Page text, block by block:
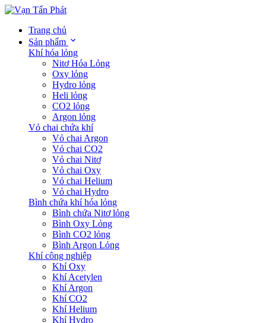
Trang chủ
Sản phẩm
Khí hóa lỏng
Nitơ Hóa Lỏng
Oxy lỏng
Hydro lỏng
Heli lỏng
CO2 lỏng
Argon lỏng
Vỏ chai chứa khí
Vỏ chai Argon
Vỏ chai CO2
Vỏ chai Nitơ
Vỏ chai Oxy
Vỏ chai Helium
Vỏ chai Hydro
Bình chứa khí hóa lỏng
Bình chứa Nitơ lỏng
Bình Oxy Lỏng
Bình CO2 lỏng
Bình Argon Lỏng
Khí công nghiệp
Khí Oxy
Khí Acetylen
Khí Argon
Khí CO2
Khí Helium
Khí Hydro